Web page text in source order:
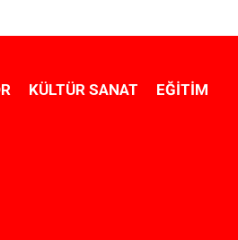
KÜLTÜR SANAT EĞITIM